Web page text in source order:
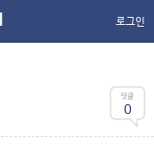
로그인
0